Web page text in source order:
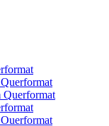
Querformat